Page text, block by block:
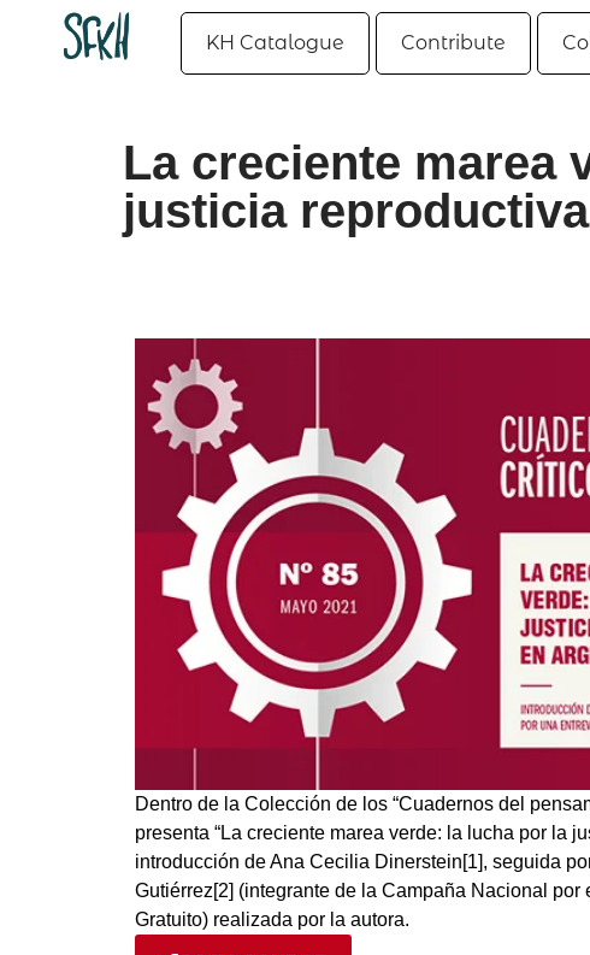
KH Catalogue Contribute
La creciente marea
justicia
Dentro de la Colección de los “Cuadernos del
presenta “La creciente marea verde: la lucha por la
introducción de Ana Cecilia Dinerstein[1], seguida
Gutiérrez[2] (integrante de la Campaña Nacional
Gratuito) realizada por la autora.